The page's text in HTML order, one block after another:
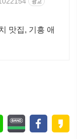
맛집, 기흥 애